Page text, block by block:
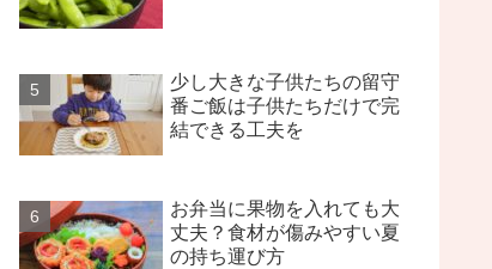
少し大きな子供たちの留守
番ご飯は子供たちだけで完
結できる工夫を
お弁当に果物を入れても大
丈夫？食材が傷みやすい夏
の持ち運び方